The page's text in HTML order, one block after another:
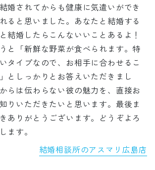
婚されてからも健康に気遣いができ
ると思いました。あなたと結婚する
結婚したらこんないいことあるよ！
と「新鮮な野菜が食べられます。特
タイプなので、お相手に合わせるこ
としっかりとお答えいただきまし
らは伝わらない彼の魅力を、直接お
りいただきたいと思います。最後ま
ありがとうございます。どうぞよろ
ます。
結婚相談所のアスマリ広島店